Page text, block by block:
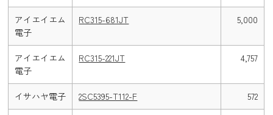
アイエイエム
電子
RC315-681JT 5,000
アイエイエム
電子
RC315-221JT 4,757
イサハヤ電子 2SC5395-T112-F 572